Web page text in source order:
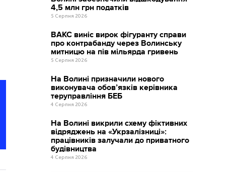
4,5 млн грн податків
5 Серпня 2026
ВАКС виніс вирок фігуранту справи
про контрабанду через Волинську
митницю на пів мільярда гривень
5 Серпня 2026
На Волині призначили нового
виконувача обов’язків керівника
теруправління БЕБ
4 Серпня 2026
На Волині викрили схему фіктивних
відряджень на «Укрзалізниці»:
працівників залучали до приватного
будівництва
4 Серпня 2026